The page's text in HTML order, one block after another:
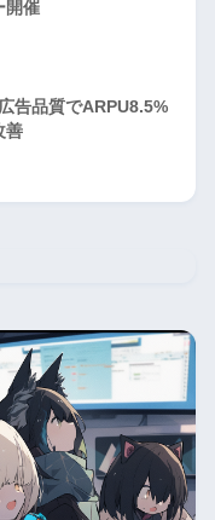
開催
告品質でARPU8.5%
善